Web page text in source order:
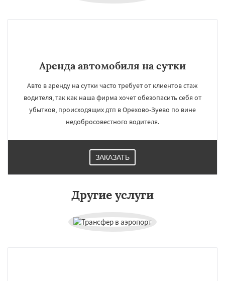
Работаем по
регионам
Аренда автомобиля на сутки
Авто в аренду на сутки часто требует от клиентов стаж
водителя, так как наша фирма хочет обезопасить себя от
убытков, происходящих дтп в Орехово-Зуево по вине
недобросовестного водителя.
ЗАКАЗАТЬ
Другие услуги
УЗНАТЬ ПОДРОБНЕЕ